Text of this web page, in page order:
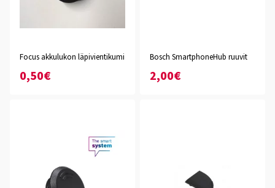
Focus akkulukon läpivientikumi
0,50€
Bosch SmartphoneHub ruuvit
2,00€